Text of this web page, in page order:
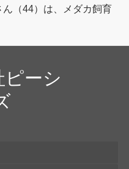
（44）は、メダカ飼育